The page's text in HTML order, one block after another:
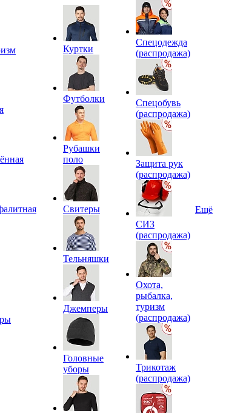
Куртки
Футболки
Рубашки
поло
Свитеры
Тельняшки
Джемперы
Головные
уборы
Спецодежда
(распродажа)
Спецобувь
(распродажа)
Защита рук
(распродажа)
СИЗ
(распродажа)
Охота,
рыбалка,
туризм
(распродажа)
Трикотаж
(распродажа)
Ещё